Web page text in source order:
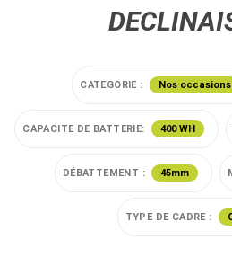
CATEGORIE : Nos occasions
CAPACITE DE BATTERIE: 400 WH
DÉBATTEMENT : 45mm
TYPE DE CADRE :